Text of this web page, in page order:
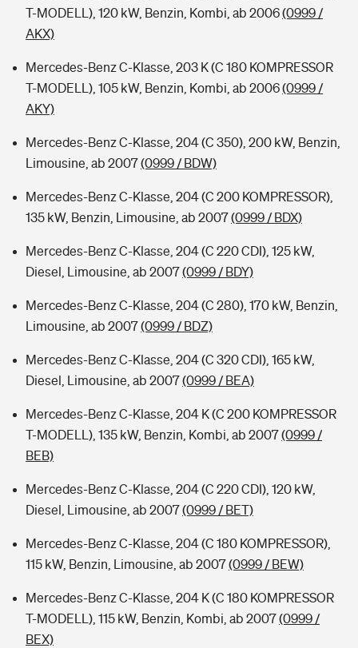
T-MODELL), 120 kW, Benzin, Kombi, ab 2006(0999 /
AKX)
Mercedes-Benz C-Klasse, 203 K (C 180 KOMPRESSOR
T-MODELL), 105 kW, Benzin, Kombi, ab 2006(0999 /
AKY)
Mercedes-Benz C-Klasse, 204 (C 350), 200 kW, Benzin,
Limousine, ab 2007(0999 / BDW)
Mercedes-Benz C-Klasse, 204 (C 200 KOMPRESSOR),
135 kW, Benzin, Limousine, ab 2007(0999 / BDX)
Mercedes-Benz C-Klasse, 204 (C 220 CDI), 125 kW,
Diesel, Limousine, ab 2007(0999 / BDY)
Mercedes-Benz C-Klasse, 204 (C 280), 170 kW, Benzin,
Limousine, ab 2007(0999 / BDZ)
Mercedes-Benz C-Klasse, 204 (C 320 CDI), 165 kW,
Diesel, Limousine, ab 2007(0999 / BEA)
Mercedes-Benz C-Klasse, 204 K (C 200 KOMPRESSOR
T-MODELL), 135 kW, Benzin, Kombi, ab 2007(0999 /
BEB)
Mercedes-Benz C-Klasse, 204 (C 220 CDI), 120 kW,
Diesel, Limousine, ab 2007(0999 / BET)
Mercedes-Benz C-Klasse, 204 (C 180 KOMPRESSOR),
115 kW, Benzin, Limousine, ab 2007(0999 / BEW)
Mercedes-Benz C-Klasse, 204 K (C 180 KOMPRESSOR
T-MODELL), 115 kW, Benzin, Kombi, ab 2007(0999 /
BEX)